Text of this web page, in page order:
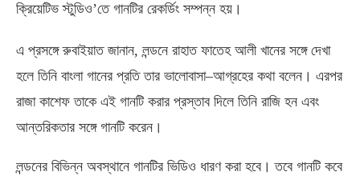
ক্রিয়েটিভ স্টুডিও’তে গানটির রেকর্ডিং সম্পন্ন হয়।
এ প্রসঙ্গে রুবাইয়াত জানান, লন্ডনে রাহাত ফাতেহ আলী খানের সঙ্গে দেখা
হলে তিনি বাংলা গানের প্রতি তার ভালোবাসা–আগ্রহের কথা বলেন। এরপর
রাজা কাশেফ তাকে এই গানটি করার প্রস্তাব দিলে তিনি রাজি হন এবং
আন্তরিকতার সঙ্গে গানটি করেন।
লন্ডনের বিভিন্ন অবস্থানে গানটির ভিডিও ধারণ করা হবে। তবে গানটি কবে